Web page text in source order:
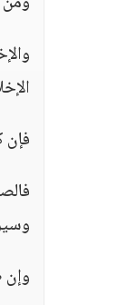
فإن
وإن